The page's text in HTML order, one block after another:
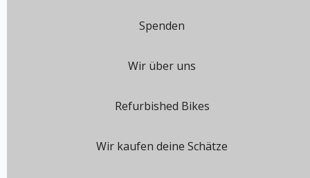
Spenden
Wir über uns
Refurbished Bikes
Wir kaufen deine Schätze